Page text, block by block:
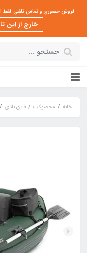
فروش حضوری و تماس تلفنی فقط از ساعت 11:30 صبح تا 2 عصر و 3 تا 8 شب
خارج از این
خانه محصولات قایق بادی